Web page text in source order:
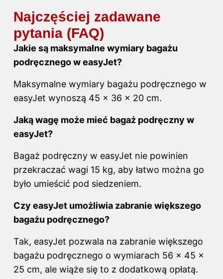
Najczęściej zadawane
pytania (FAQ)
Jakie są maksymalne wymiary bagażu
podręcznegow easyJet?
Maksymalne wymiary bagażu podręcznego w
easyJet wynoszą 45 x 36 x 20 cm.
Jaką wagę może mieć bagaż podręczny w
easyJet?
Bagaż podręczny w easyJet nie powinien
przekraczać wagi 15 kg, aby łatwo można go
było umieścić pod siedzeniem.
Czy easyJet umożliwia zabranie większego
bagażu podręcznego?
Tak, easyJet pozwala na zabranie większego
bagażu podręcznego o wymiarach 56 x 45 x
25 cm, ale wiąże się to z dodatkową opłatą.